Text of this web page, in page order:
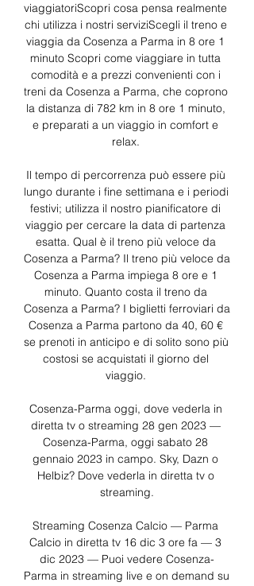
viaggiatoriScopri cosa pensa realmente
chi utilizza i nostri serviziScegli il treno e
viaggia da Cosenza a Parma in 8 ore 1
minuto Scopri come viaggiare in tutta
comodità e a prezzi convenienti con i
treni da Cosenza a Parma, che coprono
la distanza di 782 km in 8 ore 1 minuto,
e preparati a un viaggio in comfort e
relax.
Il tempo di percorrenza può essere più
lungo durante i fine settimana e i periodi
festivi; utilizza il nostro pianificatore di
viaggio per cercare la data di partenza
esatta. Qual è il treno più veloce da
Cosenza a Parma? Il treno più veloce da
Cosenza a Parma impiega 8 ore e 1
minuto. Quanto costa il treno da
Cosenza a Parma? I biglietti ferroviari da
Cosenza a Parma partono da 40, 60 €
se prenoti in anticipo e di solito sono più
costosi se acquistati il giorno del
viaggio.
Cosenza-Parma oggi, dove vederla in
diretta tv o streaming 28 gen 2023 —
Cosenza-Parma, oggi sabato 28
gennaio 2023 in campo. Sky, Dazn o
Helbiz? Dove vederla in diretta tv o
streaming.
Streaming Cosenza Calcio — Parma
Calcio in diretta tv 16 dic 3 ore fa — 3
dic 2023 — Puoi vedere Cosenza-
Parma in streaming live e on demand su